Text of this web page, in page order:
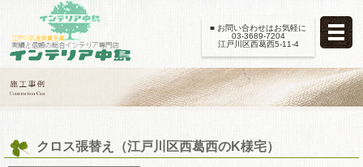
■ お問い合わせはお気軽に
03-3689-7204
江戸川区西葛西5-11-4
クロス張替え（江戸川区西葛西のK様宅）